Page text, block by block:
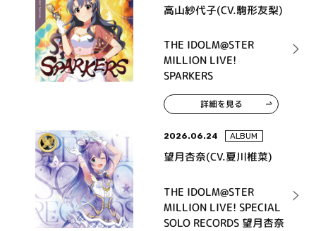
高山紗代子(CV.駒形友梨)
THE IDOLM@STER
MILLION LIVE!
SPARKERS
詳細を見る
2026.06.24 ALBUM
望月杏奈(CV.夏川椎菜)
THE IDOLM@STER
MILLION LIVE! SPECIAL
SOLO RECORDS 望月杏奈